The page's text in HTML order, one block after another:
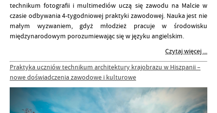
technikum fotografii i multimediów uczą się zawodu na Malcie w
czasie odbywania 4-tygodniowej praktyki zawodowej. Nauka jest nie
małym wyzwaniem, gdyż młodzież pracuje w środowisku
międzynarodowym porozumiewając się w języku angielskim.
Czytaj więcej ...
Praktyka uczniów technikum architektury krajobrazu w Hiszpanii –
nowe doświadczenia zawodowe i kulturowe